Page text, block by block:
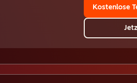
Kostenlose